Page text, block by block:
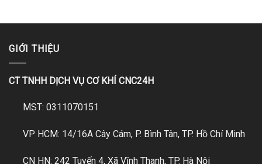
GIỚI THIỆU
CT TNHH DỊCH VỤ CƠ KHÍ CNC24H
MST: 0311070151
VP HCM: 14/16A Cây Cám, P. Bình Tân, TP. Hồ Chí Minh
CN HN: 242 Tuyến 4, Xã Vĩnh Thanh, TP. Hà Nội